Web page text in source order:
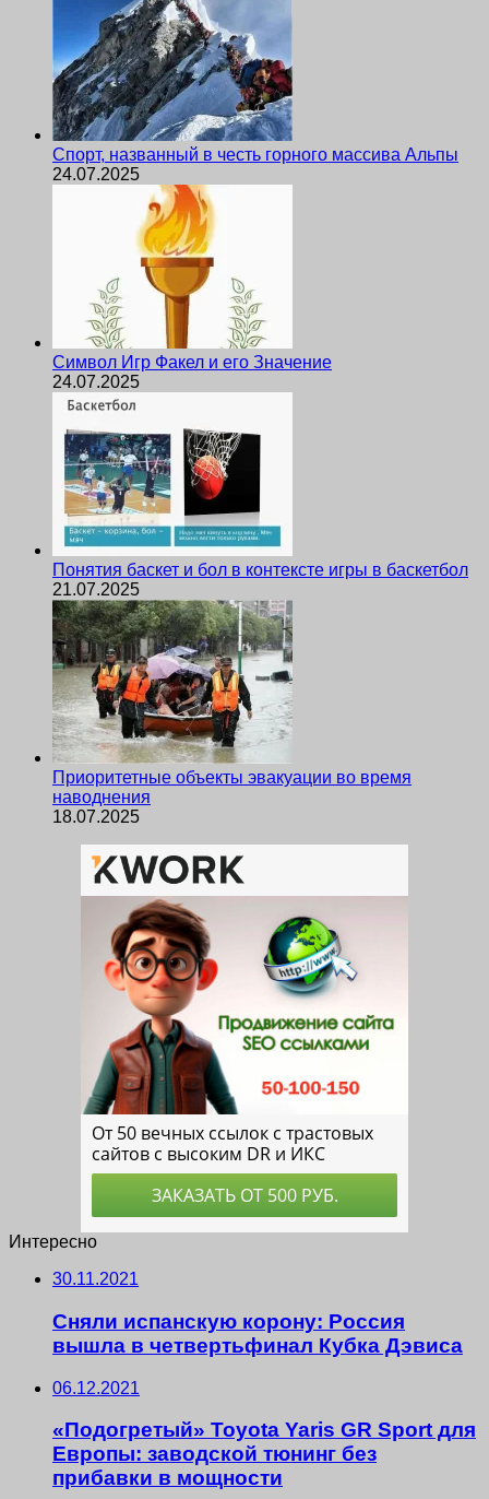
Спорт, названный в честь горного массива Альпы
24.07.2025
Символ Игр Факел и его Значение
24.07.2025
Понятия баскет и бол в контексте игры в баскетбол
21.07.2025
Приоритетные объекты эвакуации во время
наводнения
18.07.2025
Интересно
30.11.2021
Сняли испанскую корону: Россия
вышла в четвертьфинал Кубка Дэвиса
06.12.2021
«Подогретый» Toyota Yaris GR Sport для
Европы: заводской тюнинг без
прибавки в мощности